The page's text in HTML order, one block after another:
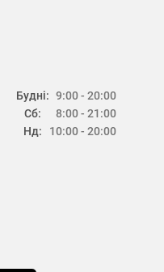
Будні:
Сб:
Нд:
9:00 - 20:00
8:00 - 21:00
10:00 - 20:00